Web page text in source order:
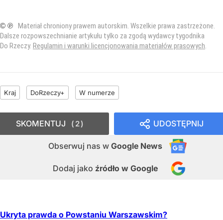
© ℗ Materiał chroniony prawem autorskim. Wszelkie prawa zastrzeżone.
Dalsze rozpowszechnianie artykułu tylko za zgodą wydawcy tygodnika
Do Rzeczy. Regulamin i warunki licencjonowania materiałów prasowych.
Kraj DoRzeczy+ W numerze
UDOSTĘPNIJ
Obserwuj nas w Google News
Dodaj jako źródło w Google
SKOMENTUJ 2
Ukryta prawda o Powstaniu Warszawskim?